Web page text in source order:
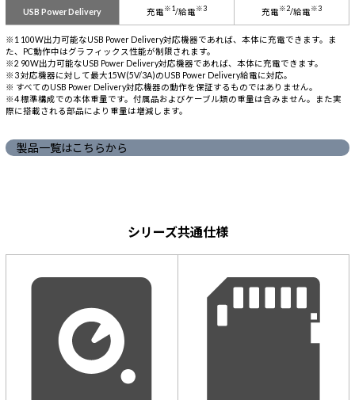
USB Power Delivery 充電※1/給電※3 充電※2/給電※3
※1 100W出力可能なUSB Power Delivery対応機器であれば、本体に充電できます。ま
た、PC動作中はグラフィックス性能が制限されます。
※2 90W出力可能なUSB Power Delivery対応機器であれば、本体に充電できます。
※3 対応機器に対して最大15W(5V/3A)のUSB Power Delivery給電に対応。
※ すべてのUSB Power Delivery対応機器の動作を保証するものではありません。
※4 標準構成での本体重量です。付属品およびケーブル類の重量は含みません。また実
際に搭載される部品により重量は増減します。
製品一覧はこちらから
シリーズ共通仕様